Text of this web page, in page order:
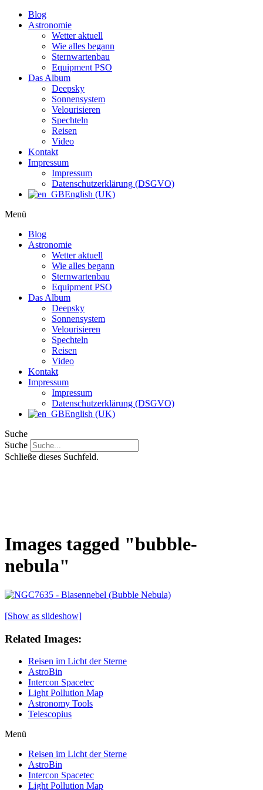
Blog
Astronomie
Wetter aktuell
Wie alles begann
Sternwartenbau
Equipment PSO
Das Album
Deepsky
Sonnensystem
Velourisieren
Spechteln
Reisen
Video
Kontakt
Impressum
Impressum
Datenschutzerklärung (DSGVO)
English (UK)
Menü
Blog
Astronomie
Wetter aktuell
Wie alles begann
Sternwartenbau
Equipment PSO
Das Album
Deepsky
Sonnensystem
Velourisieren
Spechteln
Reisen
Video
Kontakt
Impressum
Impressum
Datenschutzerklärung (DSGVO)
English (UK)
Suche
Suche
Schließe dieses Suchfeld.
Images tagged "bubble-
nebula"
[Show as slideshow]
Related Images:
Reisen im Licht der Sterne
AstroBin
Intercon Spacetec
Light Pollution Map
Astronomy Tools
Telescopius
Menü
Reisen im Licht der Sterne
AstroBin
Intercon Spacetec
Light Pollution Map